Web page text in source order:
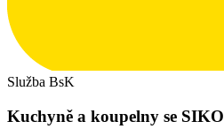
Služba BsK
Kuchyně a koupelny se SIKO